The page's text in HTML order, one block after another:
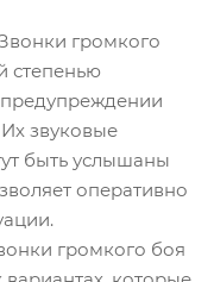
громкого
степенью
звуковые
быть услышаны
оперативно
громкого боя